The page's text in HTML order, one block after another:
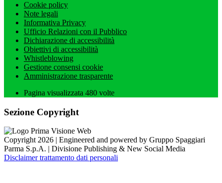
Cookie policy
Note legali
Informativa Privacy
Ufficio Relazioni con il Pubblico
Dichiarazione di accessibilità
Obiettivi di accessibilità
Whistleblowing
Gestione consensi cookie
Amministrazione trasparente
Pagina visualizzata 480 volte
Sezione Copyright
Copyright 2026 | Engineered and powered by Gruppo Spaggiari
Parma S.p.A. | Divisione Publishing & New Social Media
Disclaimer trattamento dati personali